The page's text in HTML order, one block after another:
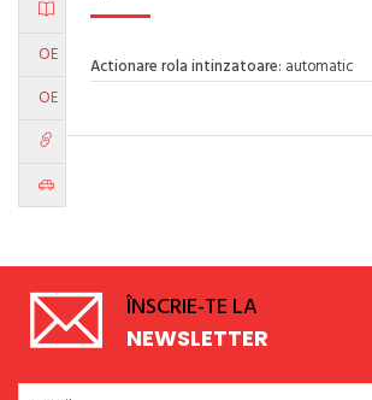
OE
OE
Actionare rola intinzatoare: automatic
ÎNSCRIE-TE LA
NEWSLETTER